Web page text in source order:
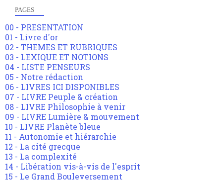
PAGES
00 - PRESENTATION
01 - Livre d'or
02 - THEMES ET RUBRIQUES
03 - LEXIQUE ET NOTIONS
04 - LISTE PENSEURS
05 - Notre rédaction
06 - LIVRES ICI DISPONIBLES
07 - LIVRE Peuple & création
08 - LIVRE Philosophie à venir
09 - LIVRE Lumière & mouvement
10 - LIVRE Planète bleue
11 - Autonomie et hiérarchie
12 - La cité grecque
13 - La complexité
14 - Libération vis-à-vis de l'esprit
15 - Le Grand Bouleversement